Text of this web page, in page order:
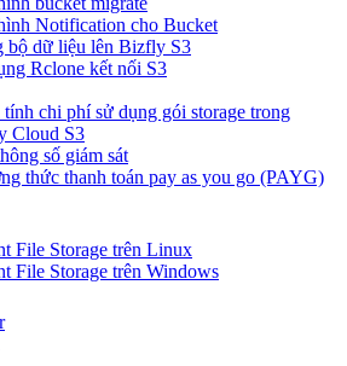
Notification cho Bucket
bộ dữ liệu lên Bizfly S3
Rclone kết nối S3
tính chi phí sử dụng gói storage trong
Cloud S3
số giám sát
thức thanh toán pay as you go (PAYG)
File Storage trên Linux
File Storage trên Windows